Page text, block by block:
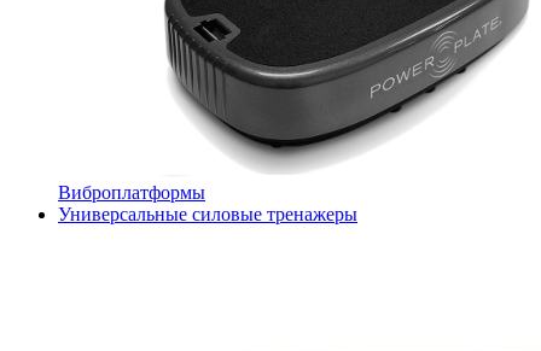
Виброплатформы
Универсальные силовые тренажеры